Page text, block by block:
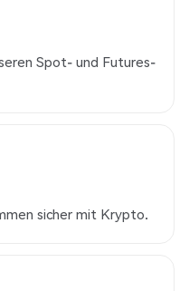
Spot- und Futures-
sicher mit Krypto.